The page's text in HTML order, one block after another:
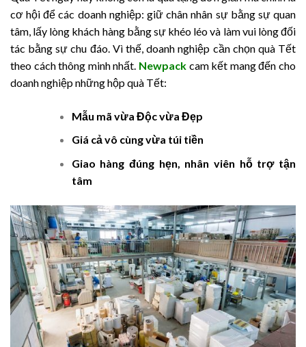
cơ hội để các doanh nghiệp: giữ chân nhân sự bằng sự quan
tâm, lấy lòng khách hàng bằng sự khéo léo và làm vui lòng đối
tác bằng sự chu đáo. Vì thế, doanh nghiệp cần chọn quà Tết
theo cách thông minh nhất. Newpack cam kết mang đến cho
doanh nghiệp những hộp quà Tết:
Mẫu mã vừa Độc vừa Đẹp
Giá cả vô cùng vừa túi tiền
Giao hàng đúng hẹn, nhân viên hỗ trợ tận
tâm